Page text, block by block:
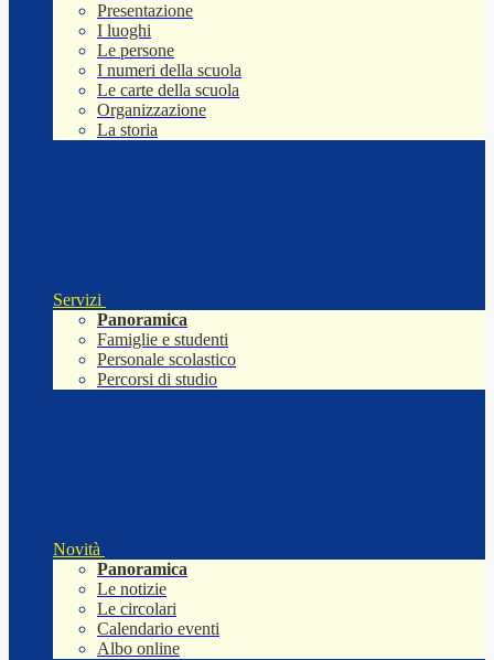
Presentazione
I luoghi
Le persone
I numeri della scuola
Le carte della scuola
Organizzazione
La storia
Servizi
Panoramica
Famiglie e studenti
Personale scolastico
Percorsi di studio
Novità
Panoramica
Le notizie
Le circolari
Calendario eventi
Albo online